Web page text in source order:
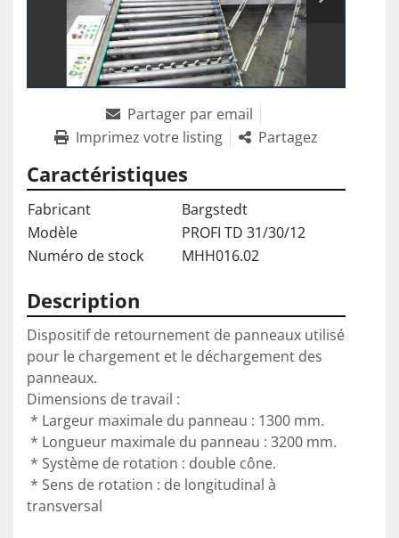
Partager par email
Imprimez votre listing
Partagez
Caractéristiques
Fabricant
Bargstedt
Modèle
PROFI TD 31/30/12
Numéro de stock
MHH016.02
Description
Dispositif de retournement de panneaux utilisé
pour le chargement et le déchargement des
panneaux.
Dimensions de travail :
transversal